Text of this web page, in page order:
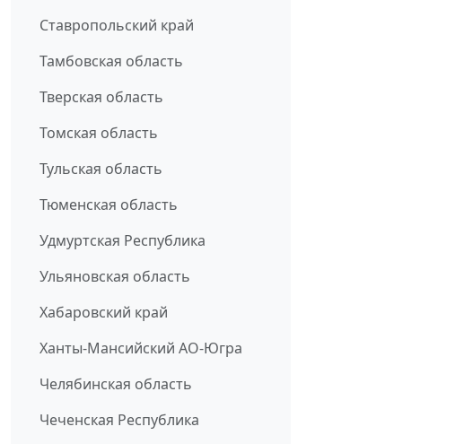
Ставропольский край
Тамбовская область
Тверская область
Томская область
Тульская область
Тюменская область
Удмуртская Республика
Ульяновская область
Хабаровский край
Ханты-Мансийский АО-Югра
Челябинская область
Чеченская Республика